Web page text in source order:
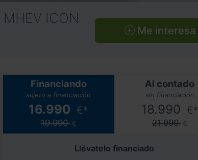
MHEV ICON
Me interesa
Financiando
sujeto a financiación
16.990 €*
19.990 €
Al contado
sin financiación
18.990 €*
21.990 €
Llévatelo financiado